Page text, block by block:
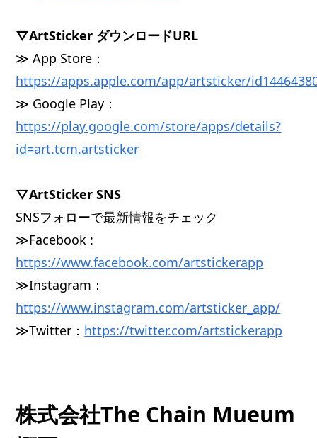
▽ArtSticker ダウンロードURL
≫ App Store：
https://apps.apple.com/app/artsticker/
≫ Google Play：
https://play.google.com/store/apps/details?
id=art.tcm.artsticker
▽ArtSticker SNS
SNSフォローで最新情報をチェック
≫Facebook :
https://www.facebook.com/artstickerapp
≫Instagram：
https://www.instagram.com/artsticker_app/
≫Twitter： https://twitter.com/artstickerapp
株式会社The Chain Mueum